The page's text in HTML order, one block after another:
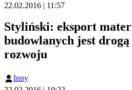
22.02.2016 | 11:57
Styliński: eksport
budowlanych jest drogą
rozwoju
Inny